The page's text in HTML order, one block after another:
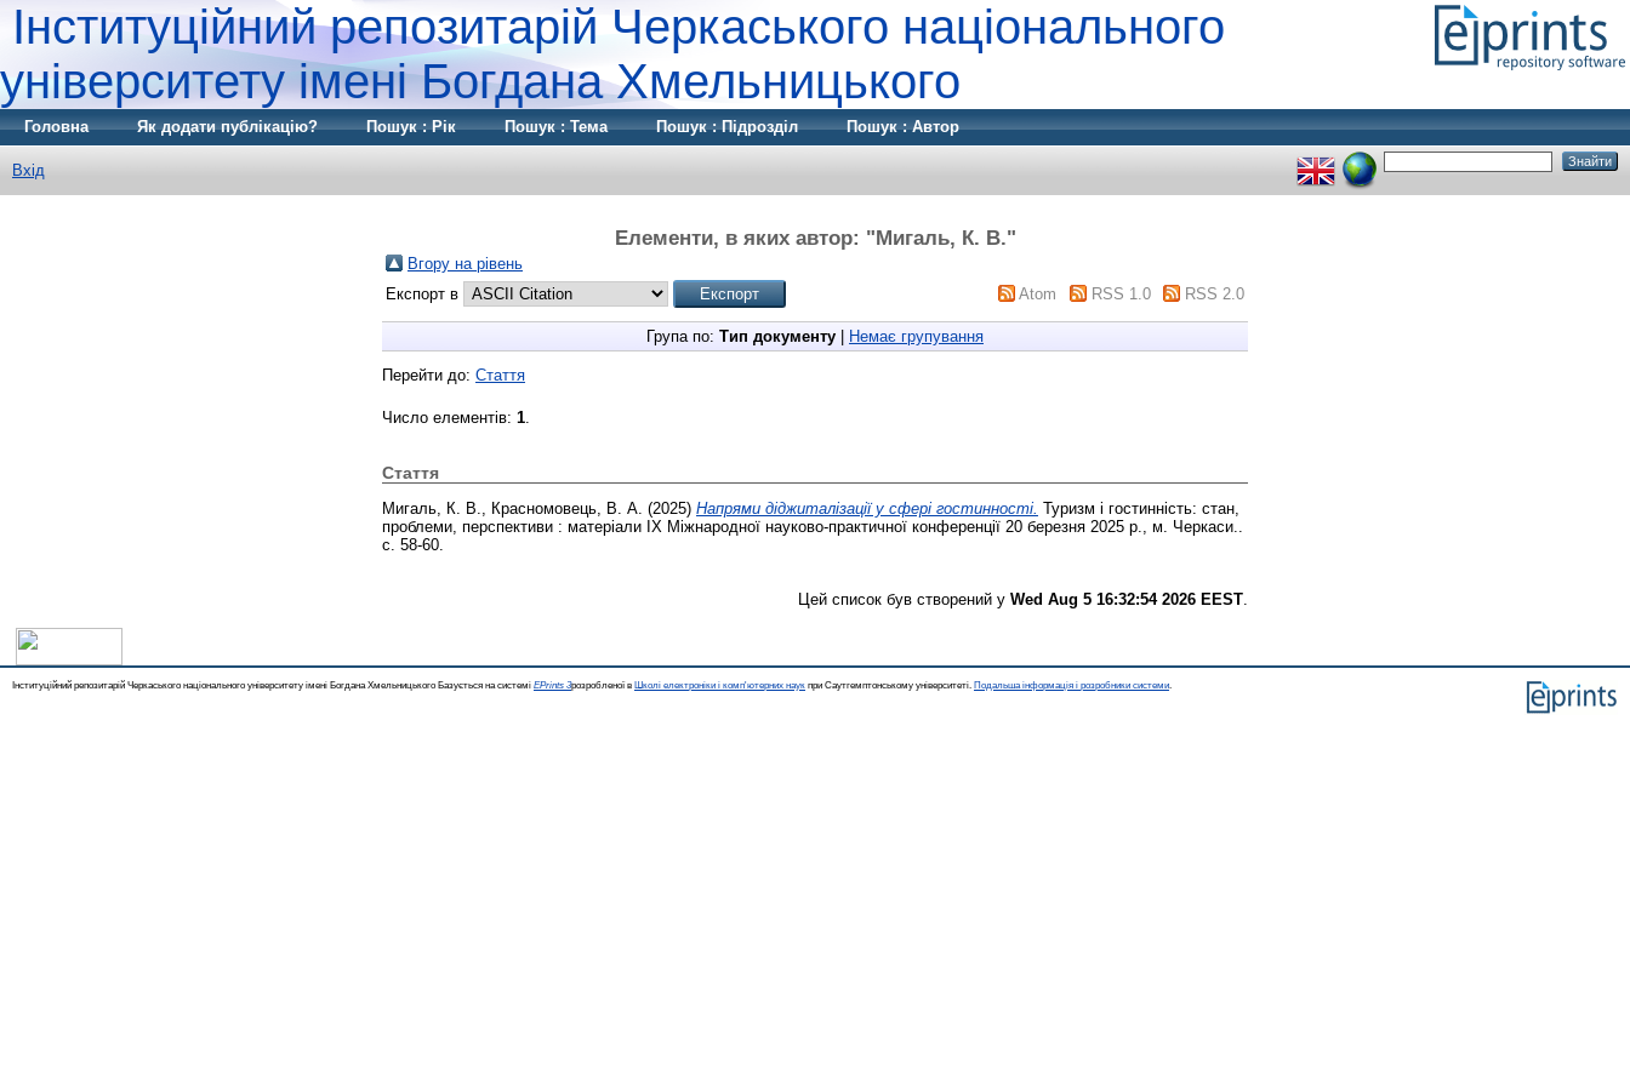
Інституційний репозитарій Черкаського національного
університету імені Богдана Хмельницького
Головна Як додати публікацію? Пошук : Рік Пошук : Тема Пошук : Підрозділ Пошук : Автор
Вхід
Елементи, в яких автор: "Мигаль, К. В."
Вгору на рівень
Експорт в
Atom RSS 1.0 RSS 2.0
Група по: Тип документу Немає групування
Перейти до: Стаття
Число елементів: 1
Стаття
Мигаль, К. В. Красномовець, В. А. (2025) Напрями діджиталізації у сфері гостинності. Туризм і гостинність: стан,
проблеми, перспективи : матеріали ІХ Міжнародної науково-практичної конференції 20 березня 2025 р., м. Черкаси..
с. 58-60.
Цей список був створений у Wed Aug 5 16:32:54 2026 EEST
Інституційний репозитарій Черкаського національного університету імені Богдана Хмельницького Базується на системі EPrints 3розробленої в Школі електроніки і комп'ютерних наук при Саутгемптонському університеті. Подальша інформація і розробники системи